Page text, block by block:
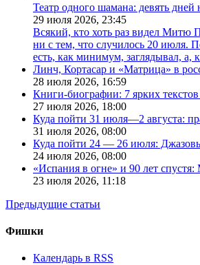
Театр одного шамана: девять дней
29 июля 2026, 23:45
Всякий, кто хоть раз видел Митю
ни с тем, что случилось 20 июля.
есть, как минимум, заглядывал, а,
Линч, Кортасар и «Матрица» в
28 июля 2026, 16:59
Книги-биографии: 7 ярких
27 июля 2026, 18:00
Куда пойти 31 июля—2 августа:
31 июля 2026, 08:00
Куда пойти 24 — 26 июля:
24 июля 2026, 08:00
«Испания в огне» и 90 лет
23 июля 2026, 11:18
Предыдущие статьи
Фишки
Календарь в RSS